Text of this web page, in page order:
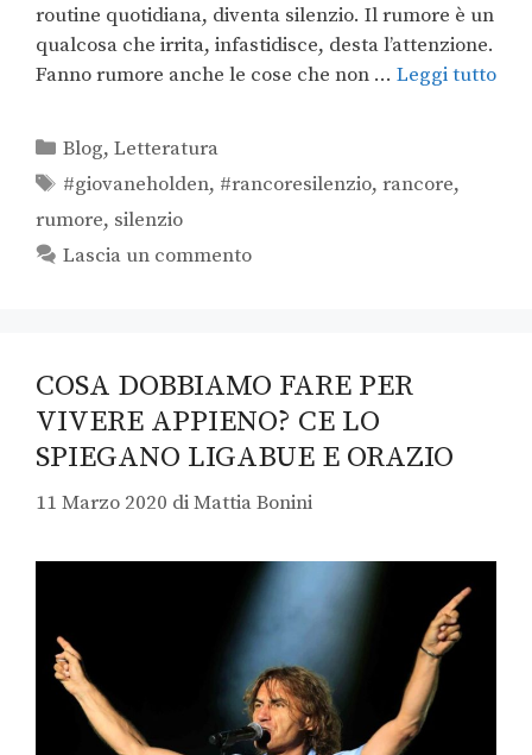
routine quotidiana, diventa silenzio. Il rumore è un
qualcosa che irrita, infastidisce, desta l’attenzione.
Fanno rumore anche le cose che non … Leggi tutto
Blog,Letteratura
#giovaneholden, #rancoresilenzio,rancore,
rumore, silenzio
Lascia un commento
COSA DOBBIAMO FARE PER
VIVERE APPIENO? CE LO
SPIEGANO LIGABUE E ORAZIO
11 Marzo 2020 diMattia Bonini